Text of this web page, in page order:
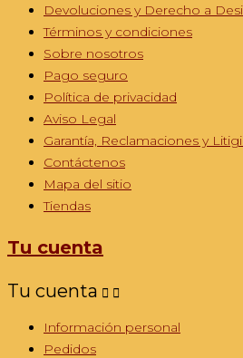
Devoluciones y Derecho a
Términos y condiciones
Sobre nosotros
Pago seguro
Política de privacidad
Aviso Legal
Garantía, Reclamaciones y
Contáctenos
Mapa del sitio
Tiendas
Tu cuenta
Tu cuenta  
Información personal
Pedidos